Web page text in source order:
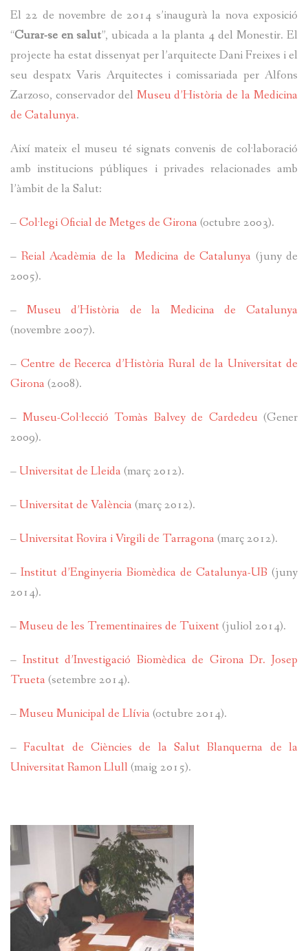
El 22 de novembre de 2014 s’inaugurà la nova exposició
“Curar-se en salut”, ubicada a la planta 4 del Monestir. El
projecte ha estat dissenyat per l’arquitecte Dani Freixes i el
seu despatx Varis Arquitectes i comissariada per Alfons
Zarzoso, conservador del Museu d’Història de la Medicina
de Catalunya.
Així mateix el museu té signats convenis de col·laboració
amb institucions públiques i privades relacionades amb
l’àmbit de la Salut:
–Col·legi Oficial de Metges de Girona (octubre 2003).
– Reial Acadèmia de la Medicina de Catalunya (juny de
2005).
– Museu d’Història de la Medicina de Catalunya
(novembre 2007).
– Centre de Recerca d’Història Rural de la Universitat de
Girona (2008).
– Museu-Col·lecció Tomàs Balvey de Cardedeu (Gener
2009).
–Universitat de Lleida (març 2012).
–Universitat de València (març 2012).
–Universitat Rovira i Virgili de Tarragona (març 2012).
– Institut d’Enginyeria Biomèdica de Catalunya-UB (juny
2014).
–Museu de les Trementinaires de Tuixent (juliol 2014).
– Institut d’Investigació Biomèdica de Girona Dr. Josep
Trueta (setembre 2014).
–Museu Municipal de Llívia (octubre 2014).
–Facultat de Ciències de la Salut Blanquerna de la
Universitat Ramon Llull (maig 2015).